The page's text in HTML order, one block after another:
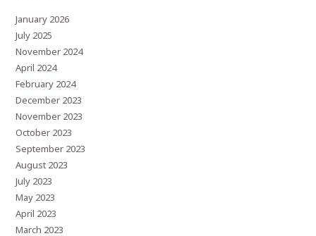
January 2026
July 2025
November 2024
April 2024
February 2024
December 2023
November 2023
October 2023
September 2023
August 2023
July 2023
May 2023
April 2023
March 2023